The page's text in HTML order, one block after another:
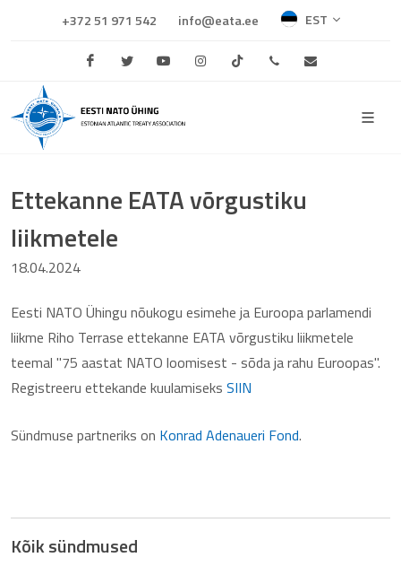
+372 51 971 542 info@eata.ee EST
FacebookTwitter Youtube Instagram
TikTok +372 684 0681
Ettekanne EATA võrgustiku
liikmetele
18.04.2024
Eesti NATO Ühingu nõukogu esimehe ja Euroopa parlamendi
liikme Riho Terrase ettekanne EATA võrgustiku liikmetele
teemal "75 aastat NATO loomisest - sõda ja rahu Euroopas".
Registreeru ettekande kuulamiseks SIIN
Sündmuse partneriks on Konrad Adenaueri Fond.
Kõik sündmused